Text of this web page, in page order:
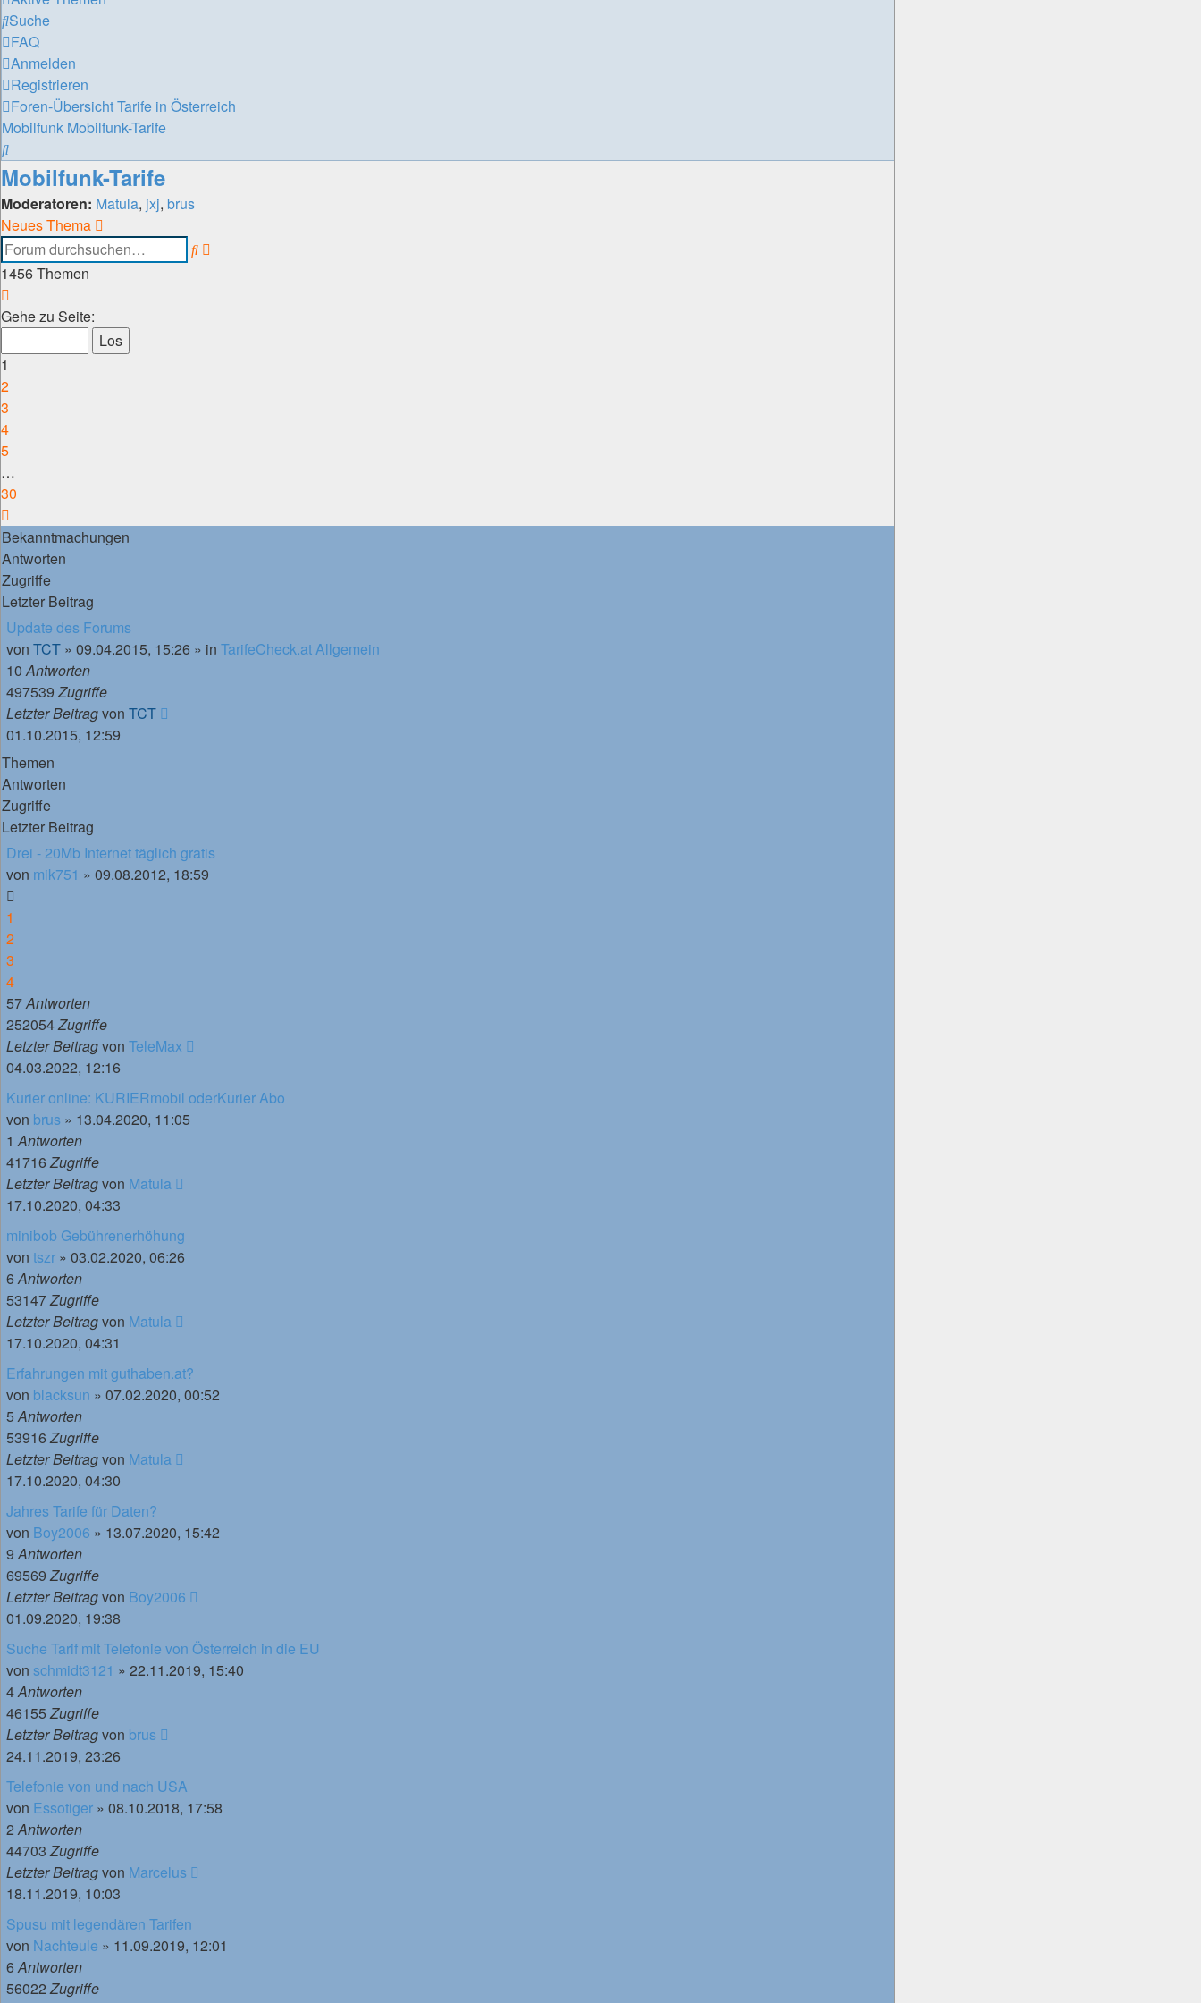
Suche
FAQ
Anmelden
Registrieren
Foren-ÜbersichtTarife in Österreich
Mobilfunk Mobilfunk-Tarife
Suche
Mobilfunk-Tarife
Moderatoren: Matula, jxj, brus
Neues Thema
Suche
1456 Themen
1
30
Gehe zu Seite:
1
2
3
4
5
…
30
Bekanntmachungen
Antworten
Zugriffe
Letzter Beitrag
Update des Forums
von TCT » 09.04.2015, 15:26 » in TarifeCheck.at Allgemein
10Antworten
497539Zugriffe
Letzter Beitragvon TCT
01.10.2015, 12:59
Themen
Antworten
Zugriffe
Letzter Beitrag
Drei - 20Mb Internet täglich gratis
von mik751 » 09.08.2012, 18:59
1
2
3
4
57Antworten
252054Zugriffe
Letzter Beitragvon TeleMax
04.03.2022, 12:16
Kurier online: KURIERmobil oderKurier Abo
von brus » 13.04.2020, 11:05
1Antworten
41716Zugriffe
Letzter Beitragvon Matula
17.10.2020, 04:33
minibob Gebührenerhöhung
von tszr » 03.02.2020, 06:26
6Antworten
53147Zugriffe
Letzter Beitragvon Matula
17.10.2020, 04:31
Erfahrungen mit guthaben.at?
von blacksun » 07.02.2020, 00:52
5Antworten
53916Zugriffe
Letzter Beitragvon Matula
17.10.2020, 04:30
Jahres Tarife für Daten?
von Boy2006 » 13.07.2020, 15:42
9Antworten
69569Zugriffe
Letzter Beitragvon Boy2006
01.09.2020, 19:38
Suche Tarif mit Telefonie von Österreich in die EU
von schmidt3121 » 22.11.2019, 15:40
4Antworten
46155Zugriffe
Letzter Beitragvon brus
24.11.2019, 23:26
Telefonie von und nach USA
von Essotiger » 08.10.2018, 17:58
2Antworten
44703Zugriffe
Letzter Beitragvon Marcelus
18.11.2019, 10:03
Spusu mit legendären Tarifen
von Nachteule » 11.09.2019, 12:01
6Antworten
56022Zugriffe